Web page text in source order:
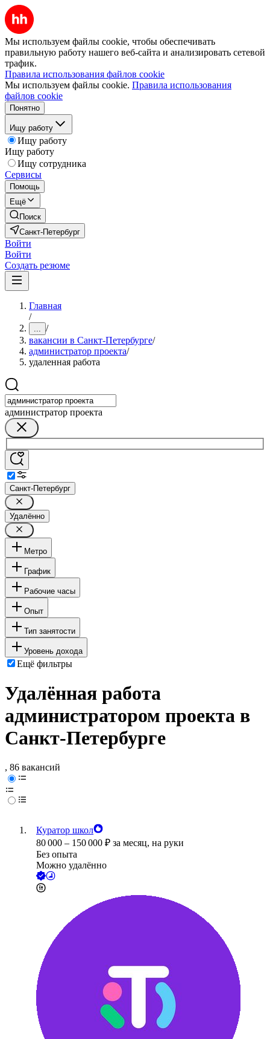
Мы используем файлы cookie, чтобы обеспечивать
правильную работу нашего веб-сайта и анализировать сетевой
трафик.
Правила использования файлов cookie
Мы используем файлы cookie. Правила использования
файлов cookie
Понятно
Ищу работу
Ищу работу
Ищу работу
Ищу сотрудника
Сервисы
Помощь
Ещё
Поиск
Санкт-Петербург
Войти
Войти
Создать резюме
Главная
/
... /
вакансии в Санкт-Петербурге/
администратор проекта/
удаленная работа
администратор проекта
Санкт-Петербург
Удалённо
Метро
График
Рабочие часы
Опыт
Тип занятости
Уровень дохода
Ещё фильтры
Удалённая работа
администратором проекта в
Санкт-Петербурге
, 86 вакансий
Куратор школ
80 000 – 150 000 ₽ за месяц, на руки
Без опыта
Можно удалённо